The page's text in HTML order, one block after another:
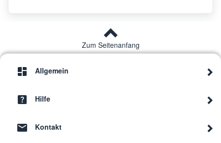
Zum Seitenanfang
Allgemein
Hilfe
Kontakt